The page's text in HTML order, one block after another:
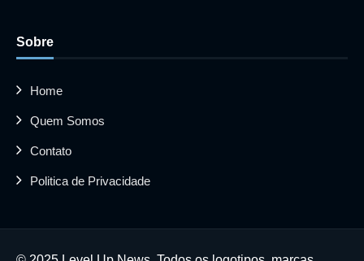
Sobre
Home
Quem Somos
Contato
Politica de Privacidade